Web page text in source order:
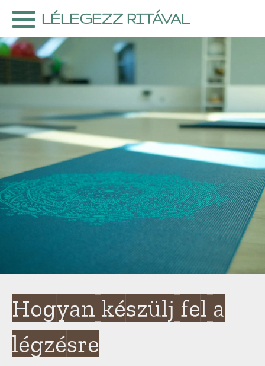
content
LÉLEGEZZ RITÁVAL
Hogyan készülj fel a
légzésre